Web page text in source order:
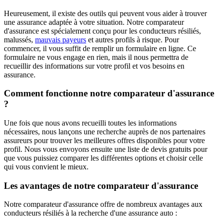
Heureusement, il existe des outils qui peuvent vous aider à trouver
une assurance adaptée à votre situation. Notre comparateur
d'assurance est spécialement conçu pour les conducteurs résiliés,
malussés, mauvais payeurs et autres profils à risque. Pour
commencer, il vous suffit de remplir un formulaire en ligne. Ce
formulaire ne vous engage en rien, mais il nous permettra de
recueillir des informations sur votre profil et vos besoins en
assurance.
Comment fonctionne notre comparateur d'assurance
?
Une fois que nous avons recueilli toutes les informations
nécessaires, nous lançons une recherche auprès de nos partenaires
assureurs pour trouver les meilleures offres disponibles pour votre
profil. Nous vous envoyons ensuite une liste de devis gratuits pour
que vous puissiez comparer les différentes options et choisir celle
qui vous convient le mieux.
Les avantages de notre comparateur d'assurance
Notre comparateur d'assurance offre de nombreux avantages aux
conducteurs résiliés à la recherche d'une assurance auto :